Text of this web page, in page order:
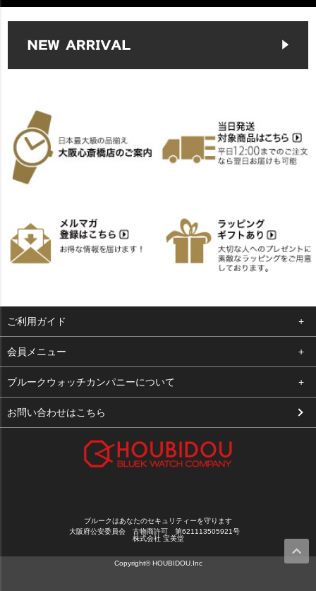
ご利用ガイド
よくある質問
支払い・送料
お客様の声
会員メニュー
ログイン
お気に入り
ブルークウォッチカンパニーについて
会社概要
お問い合わせはこちら
ブルークはあなたのセキュリティーを守ります
大阪府公安委員会 古物商許可 第621113505921号
株式会社 宝美堂
Copyright© HOUBIDOU.Inc